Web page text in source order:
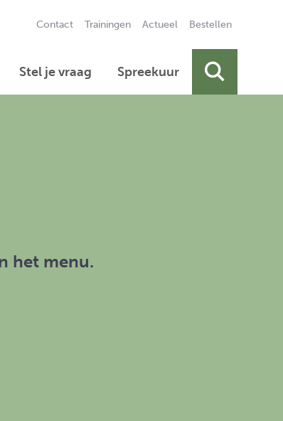
het menu.
Contact Trainingen Actueel Bestellen
Stel je vraag Spreekuur